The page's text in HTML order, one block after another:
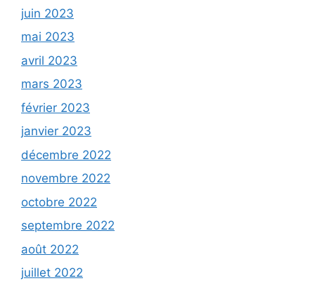
juin 2023
mai 2023
avril 2023
mars 2023
février 2023
janvier 2023
décembre 2022
novembre 2022
octobre 2022
septembre 2022
août 2022
juillet 2022